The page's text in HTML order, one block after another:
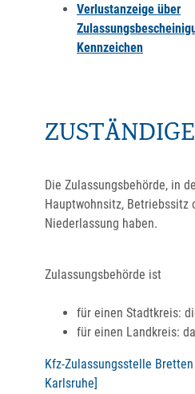
Verlustanzeige über
Kennzeichen
Die Zulassungsbehörde, in
Hauptwohnsitz, Betriebssitz
Niederlassung haben.
Zulassungsbehörde ist
für einen Stadtkreis:
für einen Landkreis:
Kfz-Zulassungsstelle
Karlsruhe]